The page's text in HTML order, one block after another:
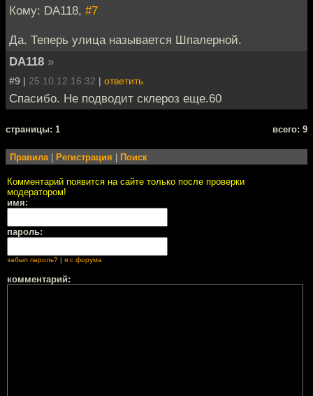
Кому: DA118, #7
Да. Теперь улица называется Шпалерной.
DA118 »
#9 | 25.10.12 16:32 | ответить
Спасибо. Не подводит склероз еще.60
cтраницы: 1 всего: 9
Правила| Регистрация Поиск
Комментарий появится на сайте только после проверки
модератором!
имя:
пароль:
забыл пароль? | я с форума
комментарий: